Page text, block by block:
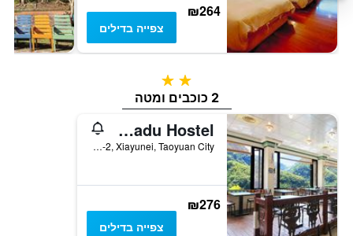
₪264
צפייה בדילים
2 כוכבים
2 כוכבים ומטה
Xanadu Hostel
No.3-2, Xiayunei, Taoyuan City, טייוואן
₪276
צפייה בדילים